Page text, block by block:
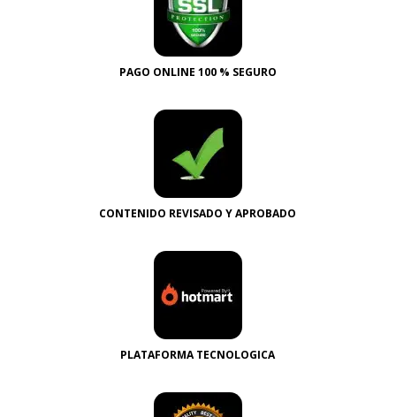
PAGO ONLINE 100 % SEGURO
CONTENIDO REVISADO Y APROBADO
PLATAFORMA TECNOLOGICA